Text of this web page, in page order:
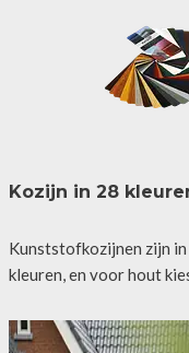
Kozijn in 28
Kunststofkozijnen zijn in
kleuren, en voor hout